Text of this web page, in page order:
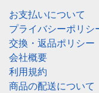
お支払いについて
プライバシーポリシ
交換・返品ポリシー
会社概要
利用規約
商品の配送について